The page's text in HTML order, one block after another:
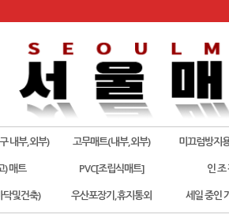
내부,외부) 고무매트(내부,외부) 미끄럼방지
) 매트 PVC[조립식매트] 인 조
닥및건축) 우산포장기,휴지통외 세일 중인